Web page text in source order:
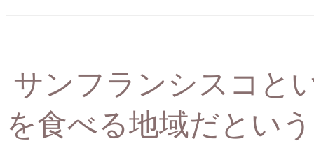
サンフランシスコと
を食べる地域だとい